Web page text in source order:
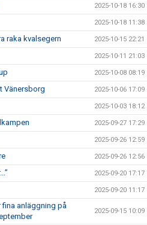
2025-10-18 16:30
2025-10-18 11:38
raka kvalsegern 2025-10-15 22:21
2025-10-11 21:03
2025-10-08 08:19
Vänersborg 2025-10-06 17:09
2025-10-03 18:12
2025-09-27 17:29
2025-09-26 12:59
2025-09-26 12:56
2025-09-20 17:17
2025-09-20 11:17
fina anläggning på
2025-09-15 10:09